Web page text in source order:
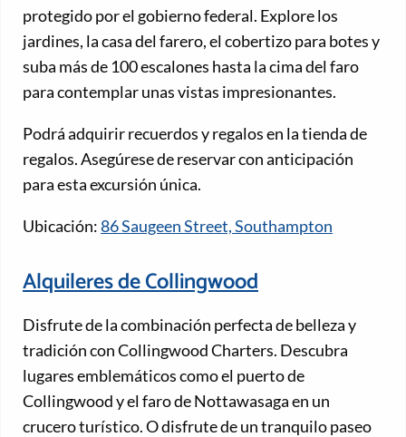
protegido por el gobierno federal. Explore los
jardines, la casa del farero, el cobertizo para botes y
suba más de 100 escalones hasta la cima del faro
para contemplar unas vistas impresionantes.
Podrá adquirir recuerdos y regalos en la tienda de
regalos. Asegúrese de reservar con anticipación
para esta excursión única.
Ubicación:86 Saugeen Street, Southampton
Alquileres de Collingwood
Disfrute de la combinación perfecta de belleza y
tradición con Collingwood Charters. Descubra
lugares emblemáticos como el puerto de
Collingwood y el faro de Nottawasaga en un
crucero turístico. O disfrute de un tranquilo paseo